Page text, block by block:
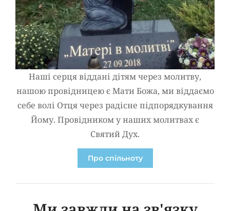
Наші серця віддані дітям через молитву,
нашою провідницею є Мати Божа, ми віддаємо
себе волі Отця через радісне підпорядкування
Йому. Провідником у наших молитвах є
Святий Дух.
Про спільноту